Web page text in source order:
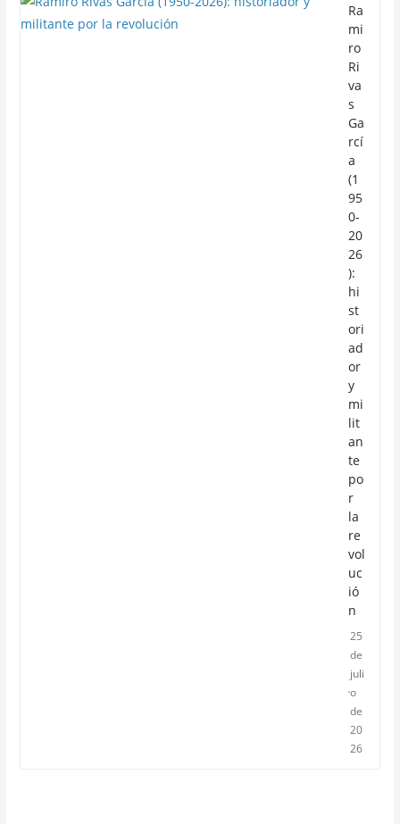
Ra
mi
ro
Ri
va
s
Ga
rcí
a
(1
95
0-
20
26
):
hi
st
ori
ad
or
y
mi
lit
an
te
po
r
la
re
vol
uc
ió
n
25
de
juli
o
de
20
26